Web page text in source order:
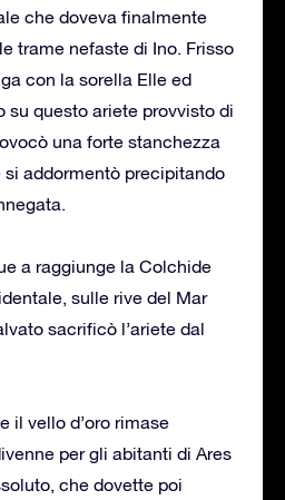
che doveva finalmente
trame nefaste di Ino. Frisso
con la sorella Elle ed
su questo ariete provvisto di
una forte stanchezza
si addormentò precipitando
a raggiunge la Colchide
sulle rive del Mar
sacrificò l’ariete dal
il vello d’oro rimase
per gli abitanti di Ares
che dovette poi